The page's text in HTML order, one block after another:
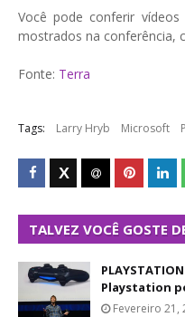
Você pode conferir
mostrados na conferência,
Fonte: Terra
Tags: Larry Hryb Microsoft
TALVEZ VOCÊ GOSTE
Playstation
Fevereiro 21,